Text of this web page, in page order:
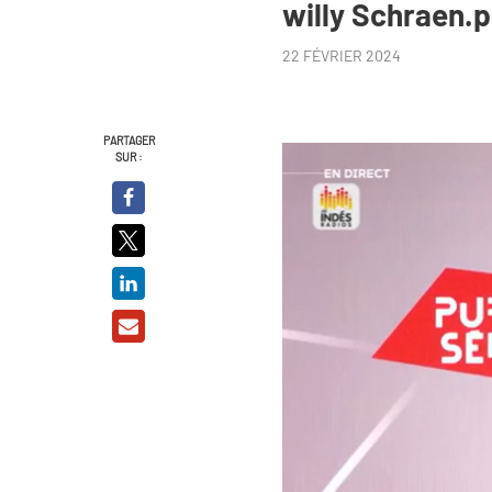
willy
22 FÉVRIER 2024
PARTAGER
SUR :